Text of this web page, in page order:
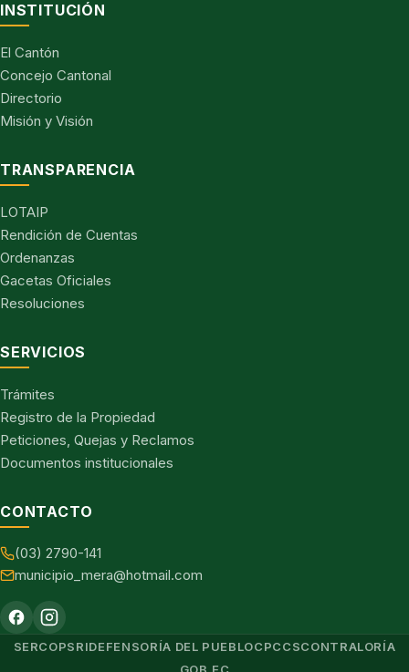
INSTITUCIÓN
El Cantón
Concejo Cantonal
Directorio
Misión y Visión
TRANSPARENCIA
LOTAIP
Rendición de Cuentas
Ordenanzas
Gacetas Oficiales
Resoluciones
SERVICIOS
Trámites
Registro de la Propiedad
Peticiones, Quejas y Reclamos
Documentos institucionales
CONTACTO
(03) 2790-141
municipio_mera@hotmail.com
SERCOPSRIDEFENSORÍA DEL PUEBLOCPCCSCONTRALORÍA